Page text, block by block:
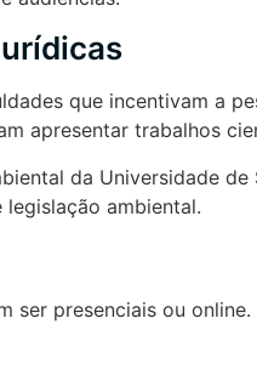
que incentivam a
apresentar trabalhos
da Universidade de
ambiental.
ser presenciais ou